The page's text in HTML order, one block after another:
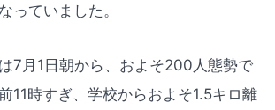
っていました。
7月1日朝から、およそ200人態勢で
11時すぎ、学校からおよそ1.5キロ離